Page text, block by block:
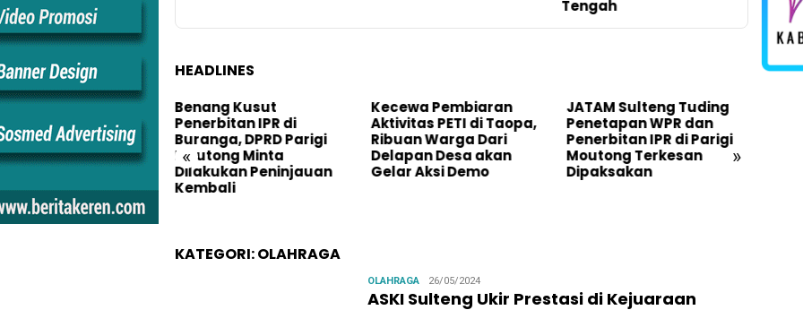
HEADLINES
« »
Benang Kusut
Penerbitan IPR di
Buranga, DPRD Parigi
Moutong Minta
Dilakukan Peninjauan
Kembali
Kecewa Pembiaran
Aktivitas PETI di Taopa,
Ribuan Warga Dari
Delapan Desa akan
Gelar Aksi Demo
JATAM Sulteng Tuding
Penetapan WPR dan
Penerbitan IPR di Parigi
Moutong Terkesan
Dipaksakan
Temukan Keanehan
Dalam Penerbitan
IPR di Buranga, Ketua
DPRD Parigi
MoutongTegaskan
KATEGORI:OLAHRAGA
OLAHRAGAAdmin
26/05/2024
ASKI Sulteng Ukir Prestasi di Kejuaraan